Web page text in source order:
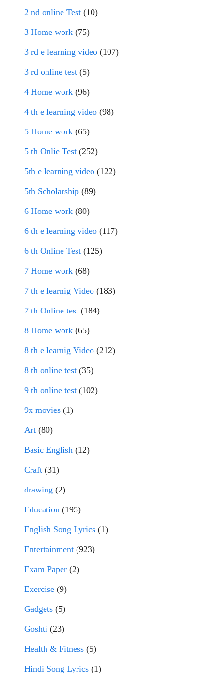
2 nd online Test (10)
3 Home work (75)
3 rd e learning video (107)
3 rd online test (5)
4 Home work (96)
4 th e learning video (98)
5 Home work (65)
5 th Onlie Test (252)
5th e learning video (122)
5th Scholarship (89)
6 Home work (80)
6 th e learning video (117)
6 th Online Test (125)
7 Home work (68)
7 th e learnig Video (183)
7 th Online test (184)
8 Home work (65)
8 th e learnig Video (212)
8 th online test (35)
9 th online test (102)
9x movies (1)
Art (80)
Basic English (12)
Craft (31)
drawing (2)
Education (195)
English Song Lyrics (1)
Entertainment (923)
Exam Paper (2)
Exercise (9)
Gadgets (5)
Goshti (23)
Health & Fitness (5)
Hindi Song Lyrics (1)